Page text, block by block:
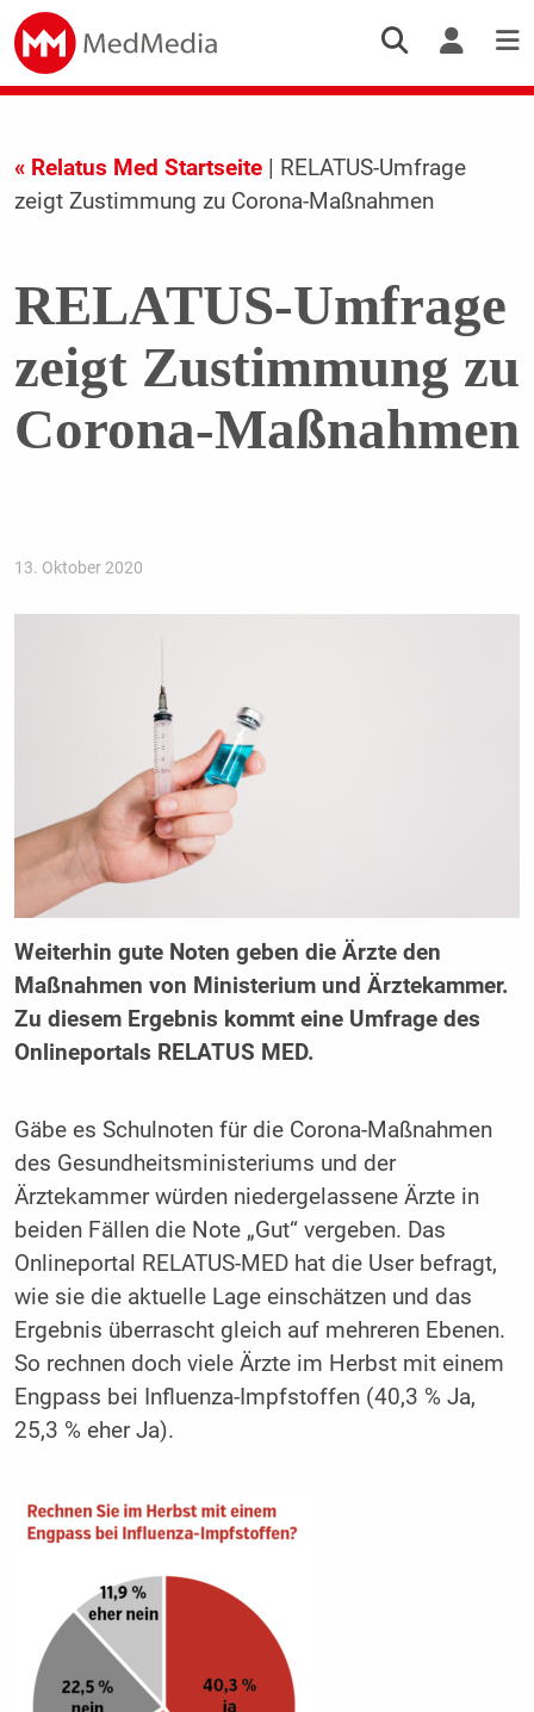
« Relatus Med Startseite| RELATUS-Umfrage
zeigt Zustimmung zu Corona-Maßnahmen
RELATUS-Umfrage
zeigt Zustimmung zu
Corona-Maßnahmen
13. Oktober 2020
Weiterhin gute Noten geben die Ärzte den
Maßnahmen von Ministerium und Ärztekammer.
Zu diesem Ergebnis kommt eine Umfrage des
Onlineportals RELATUS MED.
Gäbe es Schulnoten für die Corona-Maßnahmen
des Gesundheitsministeriums und der
Ärztekammer würden niedergelassene Ärzte in
beiden Fällen die Note „Gut“ vergeben. Das
Onlineportal RELATUS-MED hat die User befragt,
wie sie die aktuelle Lage einschätzen und das
Ergebnis überrascht gleich auf mehreren Ebenen.
So rechnen doch viele Ärzte im Herbst mit einem
Engpass bei Influenza-Impfstoffen (40,3 % Ja,
25,3 % eher Ja).